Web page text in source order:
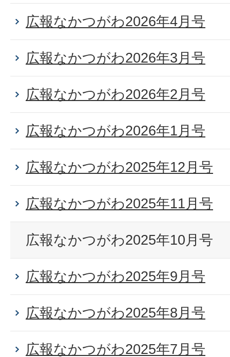
広報なかつがわ2026年4月号
広報なかつがわ2026年3月号
広報なかつがわ2026年2月号
広報なかつがわ2026年1月号
広報なかつがわ2025年12月号
広報なかつがわ2025年11月号
広報なかつがわ2025年10月号
広報なかつがわ2025年9月号
広報なかつがわ2025年8月号
広報なかつがわ2025年7月号